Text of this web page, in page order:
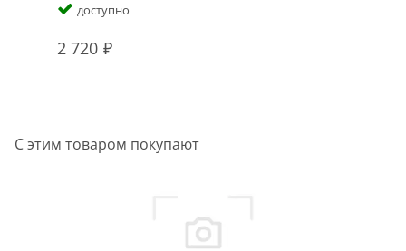
доступно
2 720
С этим товаром покупают